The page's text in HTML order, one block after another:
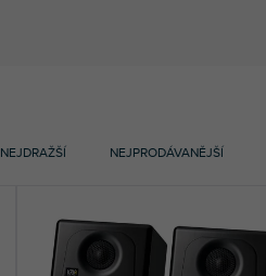
NEJDRAŽŠÍ NEJPRODÁVANĚJŠÍ